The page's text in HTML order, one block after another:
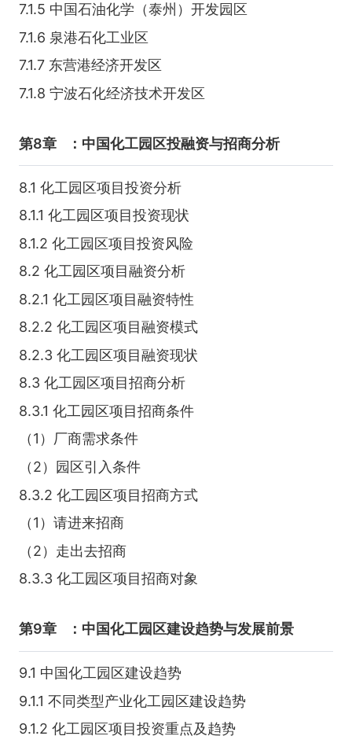
7.1.5 中国石油化学（泰州）开发园区
7.1.6 泉港石化工业区
7.1.7 东营港经济开发区
7.1.8 宁波石化经济技术开发区
第8章 ：中国化工园区投融资与招商分析
8.1 化工园区项目投资分析
8.1.1 化工园区项目投资现状
8.1.2 化工园区项目投资风险
8.2 化工园区项目融资分析
8.2.1 化工园区项目融资特性
8.2.2 化工园区项目融资模式
8.2.3 化工园区项目融资现状
8.3 化工园区项目招商分析
8.3.1 化工园区项目招商条件
（1）厂商需求条件
（2）园区引入条件
8.3.2 化工园区项目招商方式
（1）请进来招商
（2）走出去招商
8.3.3 化工园区项目招商对象
第9章 ：中国化工园区建设趋势与发展前景
9.1 中国化工园区建设趋势
9.1.1 不同类型产业化工园区建设趋势
9.1.2 化工园区项目投资重点及趋势